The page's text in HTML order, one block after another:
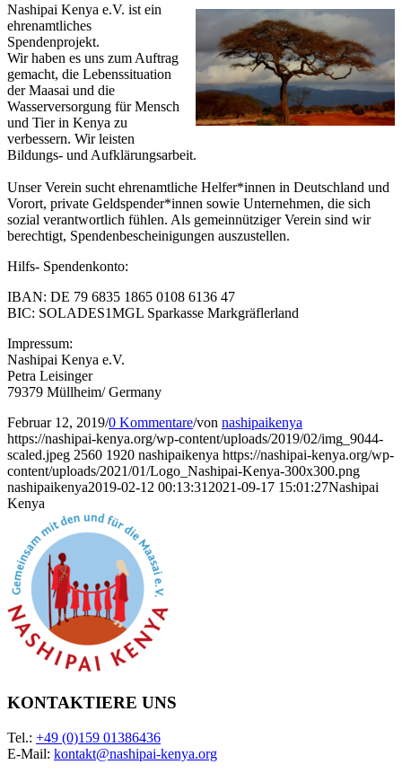
Nashipai Kenya e.V. ist ein
ehrenamtliches
Spendenprojekt.
Wir haben es uns zum Auftrag
gemacht, die Lebenssituation
der Maasai und die
Wasserversorgung für Mensch
und Tier in Kenya zu
verbessern. Wir leisten
Bildungs- und Aufklärungsarbeit.
Unser Verein sucht ehrenamtliche Helfer*innen in Deutschland und
Vorort, private Geldspender*innen sowie Unternehmen, die sich
sozial verantwortlich fühlen. Als gemeinnütziger Verein sind wir
berechtigt, Spendenbescheinigungen auszustellen.
Hilfs- Spendenkonto:
IBAN: DE 79 6835 1865 0108 6136 47
BIC: SOLADES1MGL Sparkasse Markgräflerland
Impressum:
Nashipai Kenya e.V.
Petra Leisinger
79379 Müllheim/ Germany
Februar 12, 2019/0 Kommentare/von nashipaikenya
https://nashipai-kenya.org/wp-content/uploads/2019/02/img_9044-
scaled.jpeg 2560 1920 nashipaikenya https://nashipai-kenya.org/wp-
content/uploads/2021/01/Logo_Nashipai-Kenya-300x300.png
nashipaikenya2019-02-12 00:13:31 2021-09-17 15:01:27Nashipai
Kenya
KONTAKTIERE UNS
Tel.: +49 (0)159 01386436
E-Mail: kontakt@nashipai-kenya.org